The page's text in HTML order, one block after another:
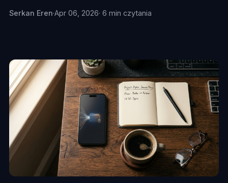
Serkan Eren·Apr 06, 2026· 6 min czytania